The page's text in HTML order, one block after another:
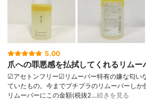
5.00
爪への罪悪感を払拭してくれるリムー
☑︎アセトンフリー☑︎リムーバー特有の嫌な匂い
ていたもの。今までプチプラのリムーバーしか
リムーバーにこの金額(税抜2…続きを見る